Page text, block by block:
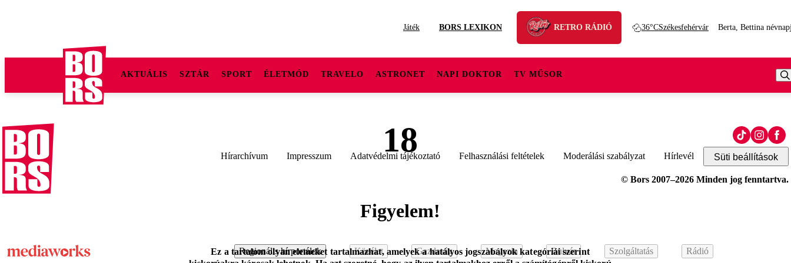
Játék BORS LEXIKON RETRO RÁDIÓ 36°CSzékesfehérvár Berta, Bettina
AKTUÁLIS SZTÁR SPORT ÉLETMÓD TRAVELO ASTRONET NAPI DOKTOR TV MŰSOR
18
Figyelem!
Ez a tartalom olyan elemeket tartalmazhat, amelyek a hatályos jogszabályok kategóriái szerint
Hírarchívum Impresszum Adatvédelmi tájékoztató Felhasználási feltételek Moderálási szabályzat Hírlevél Süti beállítások
© Bors 2007–2026 Minden jog fenntartva.
Regionális hírportálok Közélet Gazdaság Magazin Bulvár Szolgáltatás Rádió